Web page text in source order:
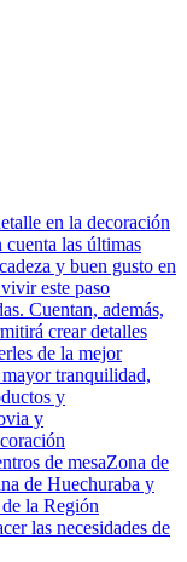
en la decoración
las últimas
y buen gusto en
este paso
Cuentan, además,
crear detalles
de la mejor
tranquilidad,
y
y
de mesaZona de
de Huechuraba y
la Región
las necesidades de